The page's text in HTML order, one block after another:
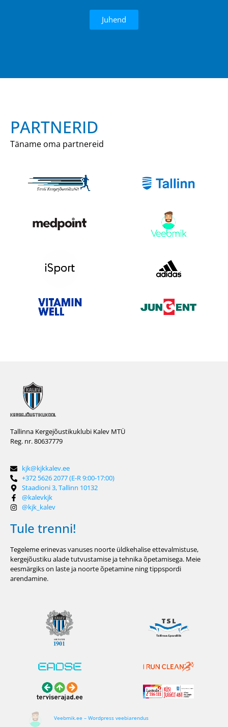
Juhend
PARTNERID
Täname oma partnereid
Tallinna Kergejõustikuklubi Kalev MTÜ
Reg. nr. 80637779
kjk@kjkkalev.ee
+372 5626 2077 (E-R 9:00-17:00)
Staadioni 3, Tallinn 10132
@kalevkjk
@kjk_kalev
Tule trenni!
Tegeleme erinevas vanuses noorte üldkehalise ettevalmistuse,
kergejõustiku alade tutvustamise ja tehnika õpetamisega. Meie
eesmärgiks on laste ja noorte õpetamine ning tippspordi
arendamine.
Veebmik.ee – Wordpress veebiarendus